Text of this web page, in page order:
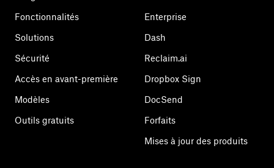
Fonctionnalités
Solutions
Sécurité
Accès en avant-première
Modèles
Outils gratuits
Enterprise
Dash
Reclaim.ai
Dropbox Sign
DocSend
Forfaits
Mises à jour des produits